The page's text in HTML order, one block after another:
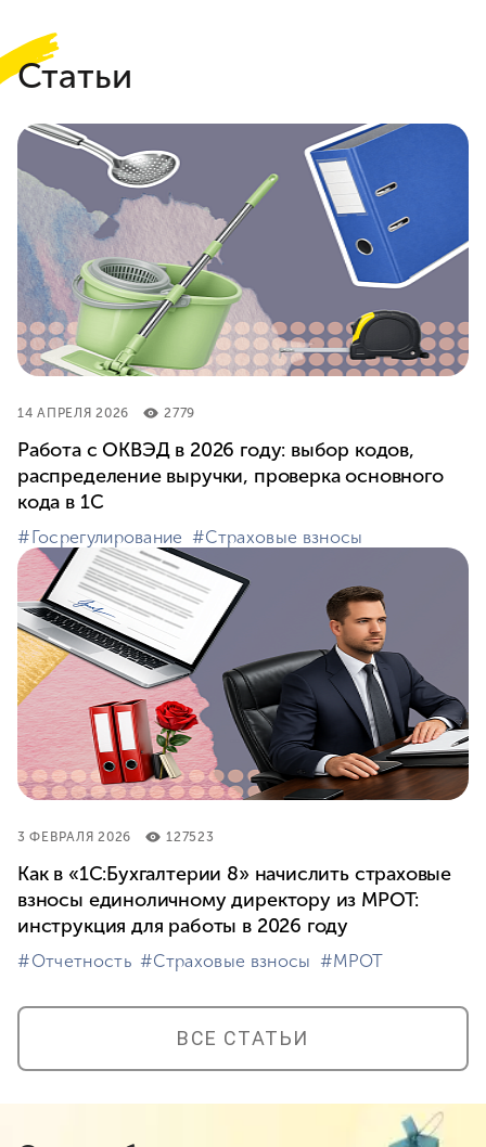
Статьи
14 АПРЕЛЯ 2026 2779
Работа с ОКВЭД в 2026 году: выбор кодов,
распределение выручки, проверка основного
кода в 1С
#⁣Госрегулирование #⁣Страховые взносы
3 ФЕВРАЛЯ 2026 127523
Как в «1С:Бухгалтерии 8» начислить страховые
взносы единоличному директору из МРОТ:
инструкция для работы в 2026 году
#⁣Отчетность #⁣Страховые взносы #⁣МРОТ
ВСЕ СТАТЬИ